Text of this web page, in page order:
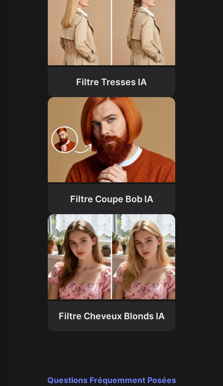
Filtre Tresses IA
Filtre Coupe Bob IA
Filtre Cheveux Blonds IA
Questions Fréquemment Posées